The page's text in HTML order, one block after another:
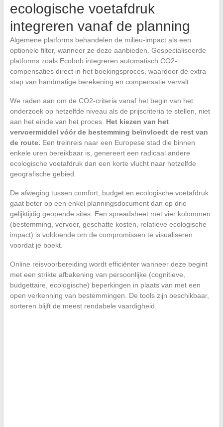
ecologische voetafdruk
integreren vanaf de planning
Algemene platforms behandelen de milieu-impact als een
optionele filter, wanneer ze deze aanbieden. Gespecialiseerde
platforms zoals Ecobnb integreren automatisch CO2-
compensaties direct in het boekingsproces, waardoor de extra
stap van handmatige berekening en compensatie vervalt.
We raden aan om de CO2-criteria vanaf het begin van het
onderzoek op hetzelfde niveau als de prijscriteria te stellen, niet
aan het einde van het proces. Het kiezen van het
vervoermiddel vóór de bestemming beïnvloedt de rest van
de route. Een treinreis naar een Europese stad die binnen
enkele uren bereikbaar is, genereert een radicaal andere
ecologische voetafdruk dan een korte vlucht naar hetzelfde
geografische gebied.
De afweging tussen comfort, budget en ecologische voetafdruk
gaat beter op een enkel planningsdocument dan op drie
gelijktijdig geopende sites. Een spreadsheet met vier kolommen
(bestemming, vervoer, geschatte kosten, relatieve ecologische
impact) is voldoende om de compromissen te visualiseren
voordat je boekt.
Online reisvoorbereiding wordt efficiënter wanneer deze begint
met een strikte afbakening van persoonlijke (cognitieve,
budgettaire, ecologische) beperkingen in plaats van met een
open verkenning van bestemmingen. De tools zijn beschikbaar,
sorteren blijft de meest rendabele vaardigheid.